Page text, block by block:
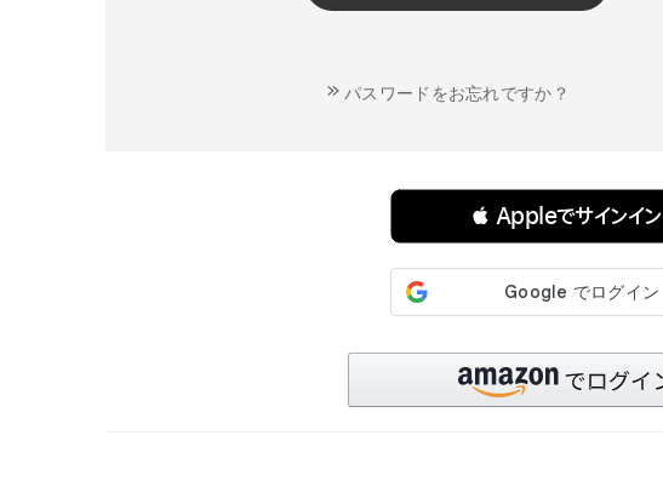
パスワードをお忘れですか？
 Appleでサインイン